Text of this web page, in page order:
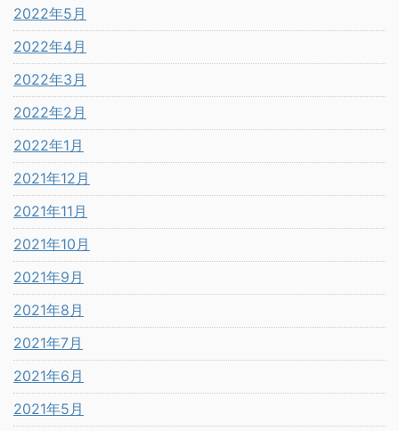
2022年5月
2022年4月
2022年3月
2022年2月
2022年1月
2021年12月
2021年11月
2021年10月
2021年9月
2021年8月
2021年7月
2021年6月
2021年5月